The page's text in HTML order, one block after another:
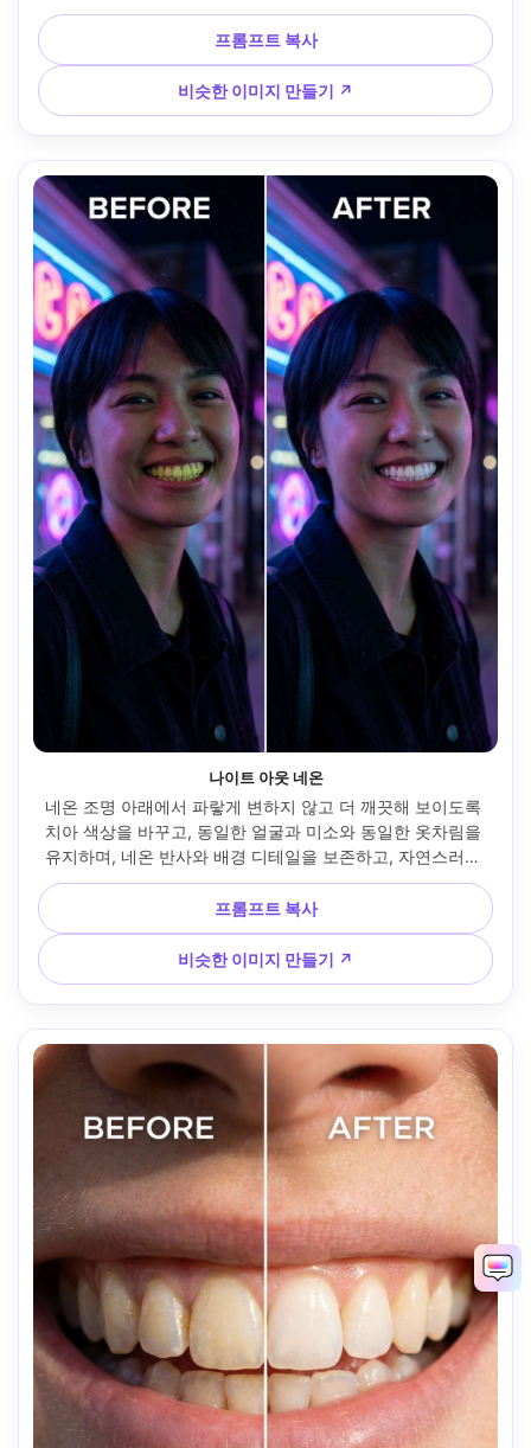
를 보존하며, 피부 질감을 변경하지 않습니다 --ar 4:5
프롬프트 복사
비슷한 이미지 만들기 ↗
나이트 아웃 네온
네온 조명 아래에서 파랗게 변하지 않고 더 깨끗해 보이도록
치아 색상을 바꾸고, 동일한 얼굴과 미소와 동일한 옷차림을
유지하며, 네온 반사와 배경 디테일을 보존하고, 자연스러운
치아 따뜻함을 유지하고 과노출을 방지합니다 --ar 4:5
프롬프트 복사
비슷한 이미지 만들기 ↗